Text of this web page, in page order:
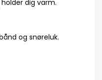
dig varm.
og snøreluk.